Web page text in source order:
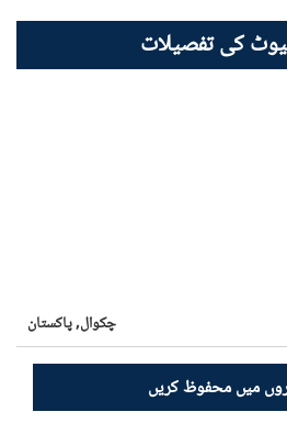
کی تفصیلات
چکوال,پاکستان
میں محفوظ کریں